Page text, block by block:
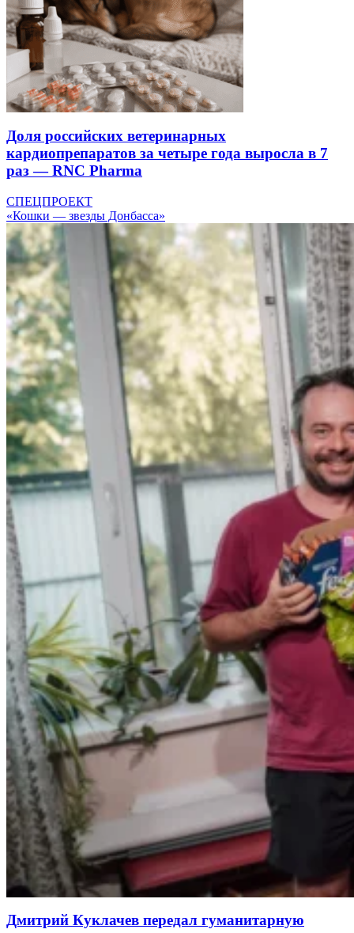
Доля российских ветеринарных
кардиопрепаратов за четыре года выросла в 7
раз — RNC Pharma
СПЕЦПРОЕКТ
«Кошки — звезды Донбасса»
Дмитрий Куклачев передал гуманитарную